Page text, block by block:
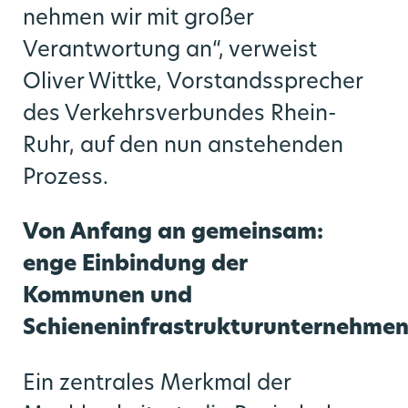
nehmen wir mit großer
Verantwortung an“, verweist
Oliver Wittke, Vorstandssprecher
des Verkehrsverbundes Rhein-
Ruhr, auf den nun anstehenden
Prozess.
Von Anfang an gemeinsam:
enge Einbindung der
Kommunen und
Ein zentrales Merkmal der